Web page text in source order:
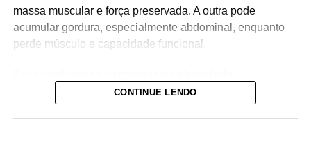
massa muscular e força preservada. A outra pode
acumular gordura, especialmente abdominal, enquanto
perde músculo e capacidade funcional.
Ela reúne dois problemas importantes: excesso de
CONTINUE LENDO